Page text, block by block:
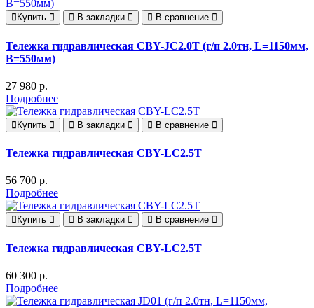
Купить В закладки В сравнение
Тележка гидравлическая CBY-JC2.0T (г/п 2.0тн, L=1150мм,
B=550мм)
27 980 р.
Подробнее
Купить В закладки В сравнение
Тележка гидравлическая CBY-LC2.5T
56 700 р.
Подробнее
Купить В закладки В сравнение
Тележка гидравлическая CBY-LC2.5T
60 300 р.
Подробнее